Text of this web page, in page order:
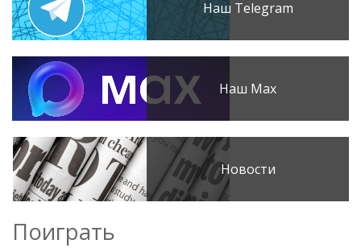
Наш Telegram
Наш Max
Новости
Поиграть